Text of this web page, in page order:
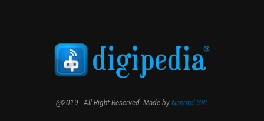
@2019 - All Right Reserved. Made by Nanotel SRL